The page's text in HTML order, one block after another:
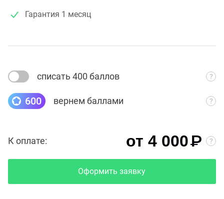
Гарантия 1 месяц
списать 400 баллов
600 вернем баллами
К оплате: от 4 000₽
Оформить заявку